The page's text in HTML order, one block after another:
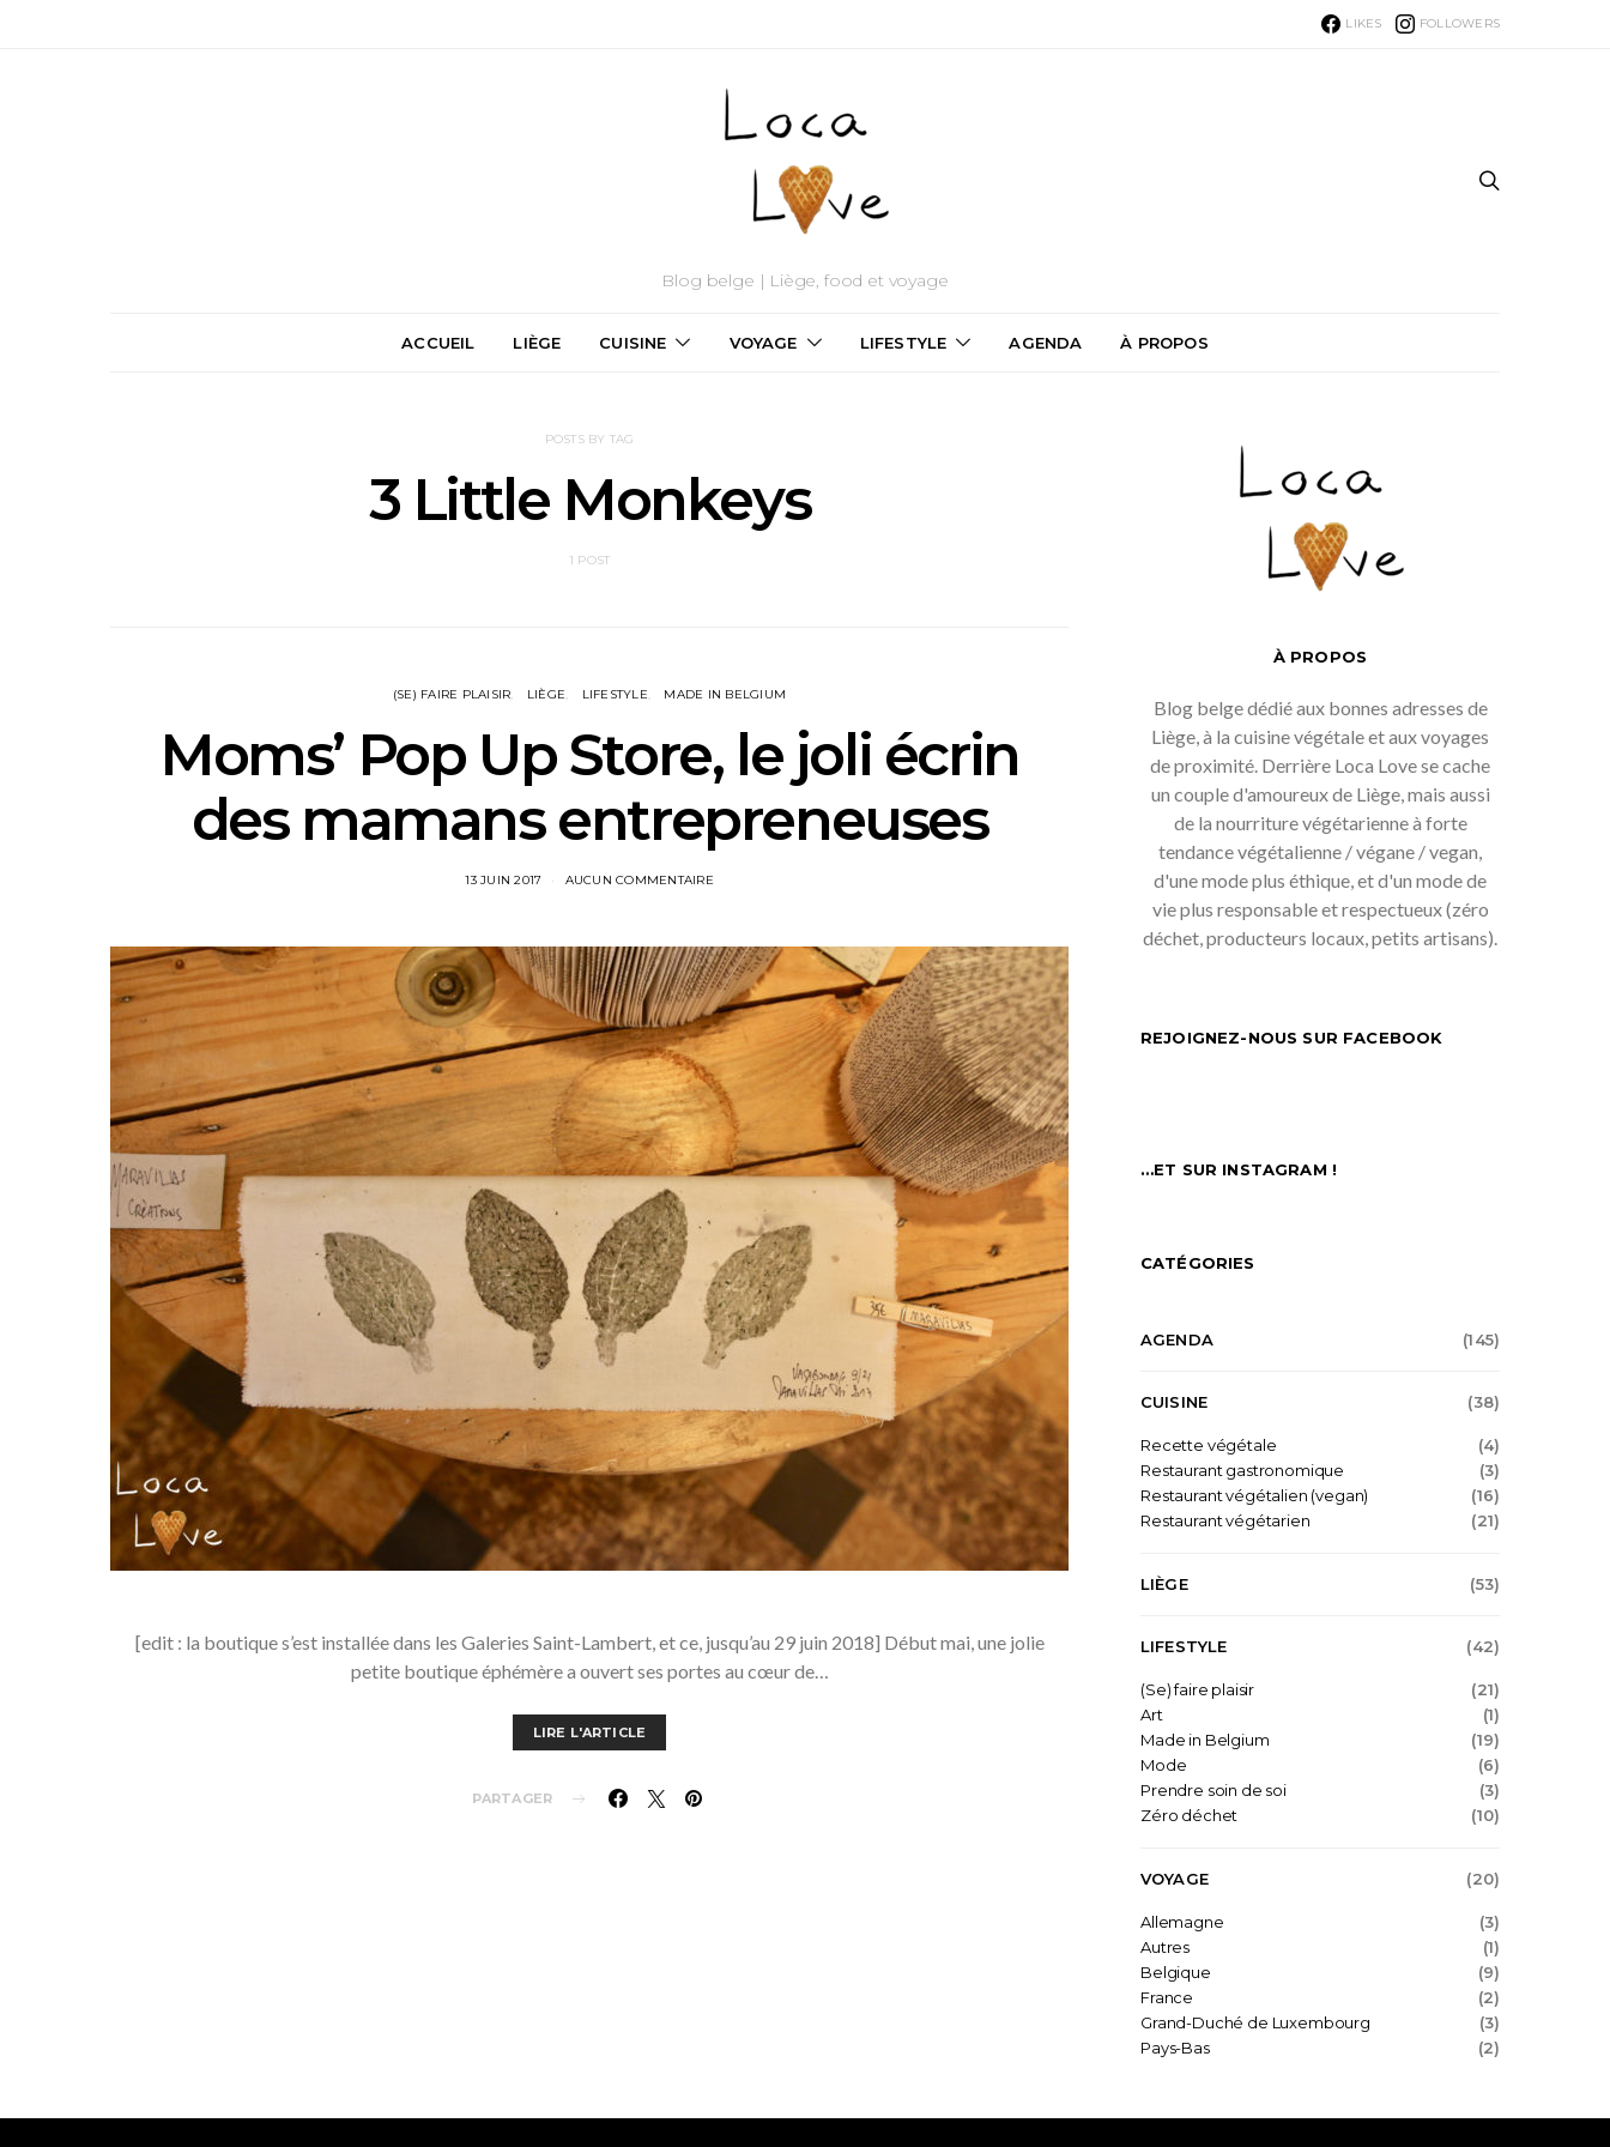
LIKES FOLLOWERS
Blog belge | Liège, food et voyage
ACCUEIL LIÈGE CUISINE VOYAGE LIFESTYLE AGENDA À PROPOS
POSTS BY TAG
3 Little Monkeys
1 POST
(SE) FAIRE PLAISIR LIÈGE LIFESTYLE MADE IN BELGIUM
Moms’ Pop Up Store, le joli écrin
des mamans entrepreneuses
13 JUIN 2017 AUCUN COMMENTAIRE
[edit : la boutique s’est installée dans les Galeries Saint-Lambert, et ce, jusqu’au 29 juin 2018] Début mai, une jolie
petite boutique éphémère a ouvert ses portes au cœur de…
LIRE L'ARTICLE
PARTAGER
À PROPOS
Blog belge dédié aux bonnes adresses de
Liège, à la cuisine végétale et aux voyages
de proximité. Derrière Loca Love se cache
un couple d'amoureux de Liège, mais aussi
de la nourriture végétarienne à forte
tendance végétalienne / végane / vegan,
d'une mode plus éthique, et d'un mode de
vie plus responsable et respectueux (zéro
déchet, producteurs locaux, petits artisans).
REJOIGNEZ-NOUS SUR FACEBOOK
…ET SUR INSTAGRAM !
CATÉGORIES
AGENDA (145)
CUISINE (38)
Recette végétale
(4)
Restaurant gastronomique
(3)
Restaurant végétalien (vegan)
(16)
Restaurant végétarien
(21)
LIÈGE (53)
LIFESTYLE (42)
(Se) faire plaisir
(21)
Art
(1)
Made in Belgium
(19)
Mode
(6)
Prendre soin de soi
(3)
Zéro déchet
(10)
VOYAGE (20)
Allemagne
(3)
Autres
(1)
Belgique
(9)
France
(2)
Grand-Duché de Luxembourg
(3)
Pays-Bas
(2)